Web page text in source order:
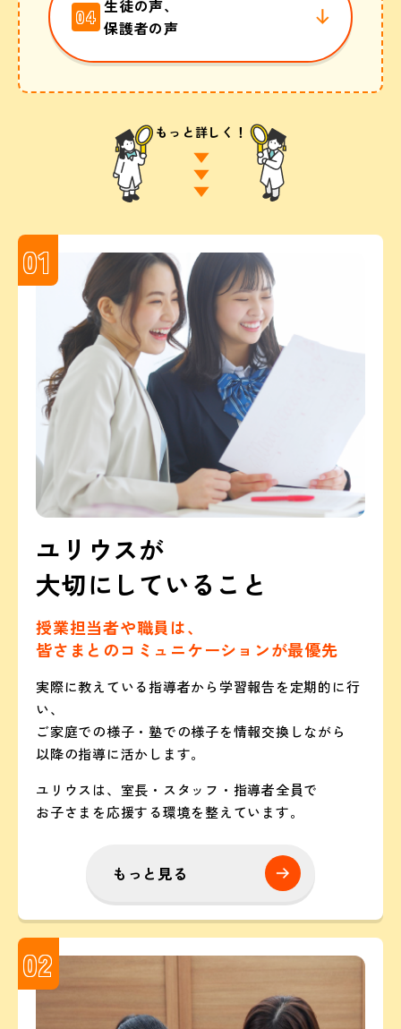
04 生徒の声、
保護者の声
もっと詳しく！
01
ユリウスが
大切にしていること
授業担当者や職員は、
皆さまとのコミュニケーションが最優先
実際に教えている指導者から学習報告を定期的に行
い、
ご家庭での様子・塾での様子を情報交換しながら
以降の指導に活かします。
ユリウスは、室長・スタッフ・指導者全員で
お子さまを応援する環境を整えています。
もっと見る
02